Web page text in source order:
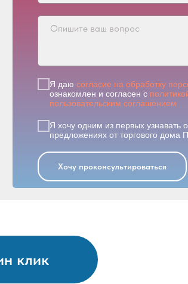
Я даю согласие на обработку
ознакомлен и согласен с
пользовательским соглашением
Я хочу одним из первых узнавать
предложениях от торгового дома
Хочу проконсультироваться
клик